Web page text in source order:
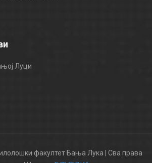
Луци
факултет Бања Лука | Сва права